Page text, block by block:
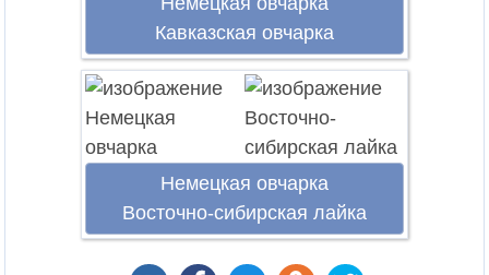
Кавказская овчарка
Немецкая овчарка
Восточно-сибирская лайка